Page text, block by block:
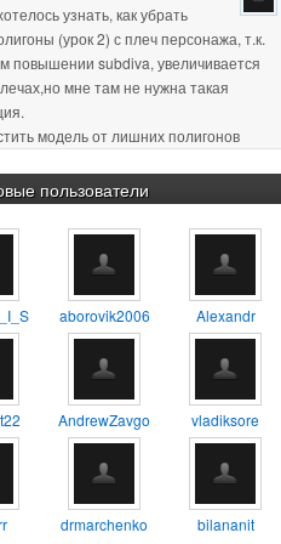
узнать, как убрать
(урок 2) с плеч персонажа, т.к.
повышении subdiva, увеличивается
мне там не нужна такая
модель от лишних полигонов
за ответ )
18:11
:confused: :blink: %) :yes:
23:38
Хороший урок, для
будет самое то, один из первых
которому сам учился
17:56
А можно ли таким
делать 3D модель например
пользователи
aborovik2006 Alexandr
AndrewZavgo vladiksore
drmarchenko bilananit